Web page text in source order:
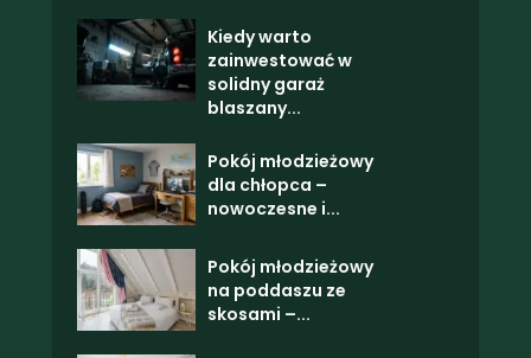
Kiedy warto
zainwestować w
solidny garaż
blaszany...
Pokój młodzieżowy
dla chłopca –
nowoczesne i...
Pokój młodzieżowy
na poddaszu ze
skosami –...